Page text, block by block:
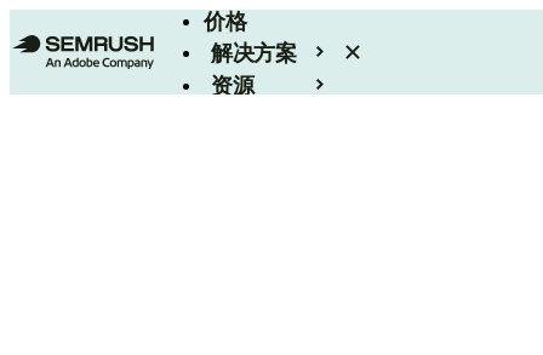
价格
解决方案
资源